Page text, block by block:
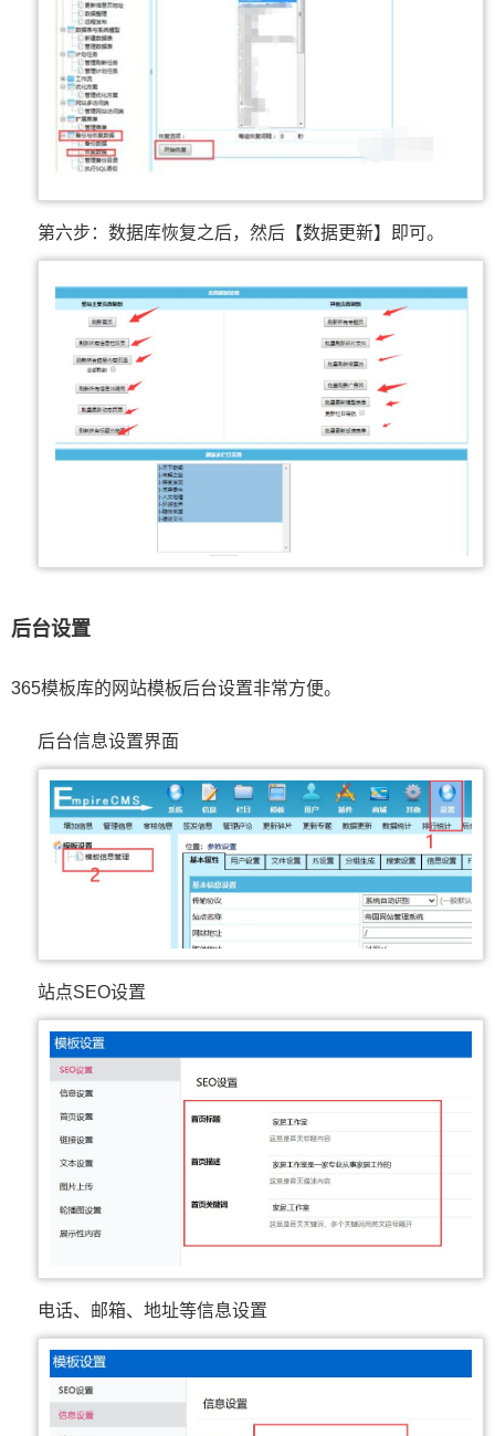
第六步：数据库恢复之后，然后【数据更新】即可。
后台设置
365模板库的网站模板后台设置非常方便。
后台信息设置界面
站点SEO设置
电话、邮箱、地址等信息设置